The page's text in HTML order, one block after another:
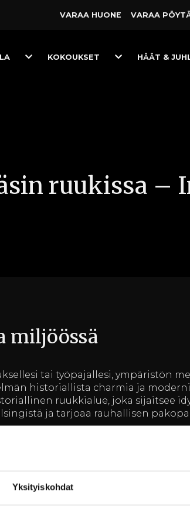
Yksityiskohdat
VARAA HUONE VARAA
ToggleKOKOUKSET
ToggleHÄÄT &
ruukissa –
miljöössä
tai työpajallesi, ympäristön
historiallista charmia ja
ruukkialue, joka sijaitsee
ja tarjoaa rauhallisen
yksilöllisestä palvelustaan ja
kokousvälineillä, ja tilat ovat
ja työpajoja inspiroivassa